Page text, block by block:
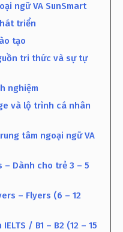
ngữ VA SunSmart
triển
tạo
tri thức và sự tự
nghiệm
và lộ trình cá nhân
tâm ngoại ngữ VA
– Dành cho trẻ 3 – 5
– Flyers (6 – 12
/ B1 – B2 (12 – 15